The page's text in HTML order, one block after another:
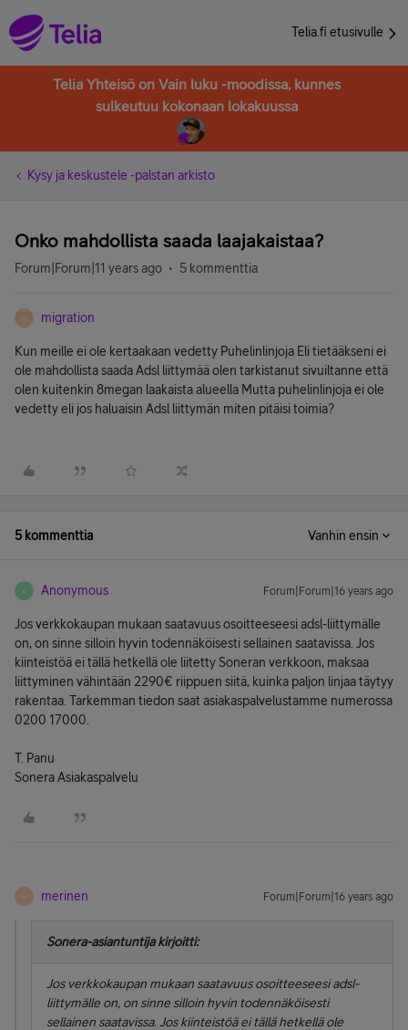
Telia.fi etusivulle
Telia Yhteisö on Vain luku -moodissa, kunnes
sulkeutuu kokonaan lokakuussa
Kysy ja keskustele -palstan arkisto
Onko mahdollista saada laajakaistaa?
Forum|Forum|11 years ago 5 kommenttia
M migration
Kun meille ei ole kertaakaan vedetty Puhelinlinjoja Eli tietääkseni ei
ole mahdollista saada Adsl liittymää olen tarkistanut sivuiltanne että
olen kuitenkin 8megan laakaista alueella Mutta puhelinlinjoja ei ole
vedetty eli jos haluaisin Adsl liittymän miten pitäisi toimia?
5 kommenttia Vanhin ensin
A Anonymous Forum|Forum|16 years ago
Jos verkkokaupan mukaan saatavuus osoitteeseesi adsl-liittymälle
on, on sinne silloin hyvin todennäköisesti sellainen saatavissa. Jos
kiinteistöä ei tällä hetkellä ole liitetty Soneran verkkoon, maksaa
liittyminen vähintään 2290€ riippuen siitä, kuinka paljon linjaa täytyy
rakentaa. Tarkemman tiedon saat asiakaspalvelustamme numerossa
0200 17000.
T. Panu
Sonera Asiakaspalvelu
M merinen Forum|Forum|16 years ago
Sonera-asiantuntija kirjoitti:
Jos verkkokaupan mukaan saatavuus osoitteeseesi adsl-
liittymälle on, on sinne silloin hyvin todennäköisesti
sellainen saatavissa. Jos kiinteistöä ei tällä hetkellä ole